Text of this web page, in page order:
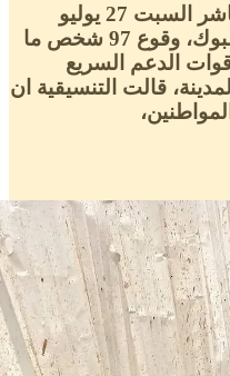
أكدت لجان تنسقية مقاومة الفاشر السبت 27 يوليو
علي الفيسبوك، وقوع 97 شخص ما
الدعم السريع
قالت التنسيقية ان